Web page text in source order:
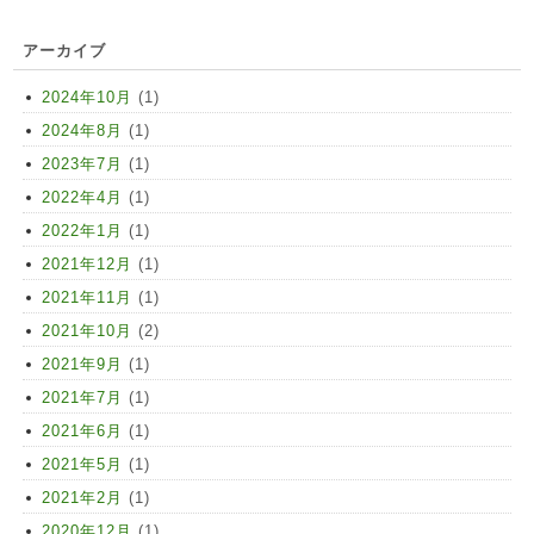
アーカイブ
2024年10月 (1)
2024年8月 (1)
2023年7月 (1)
2022年4月 (1)
2022年1月 (1)
2021年12月 (1)
2021年11月 (1)
2021年10月 (2)
2021年9月 (1)
2021年7月 (1)
2021年6月 (1)
2021年5月 (1)
2021年2月 (1)
2020年12月 (1)